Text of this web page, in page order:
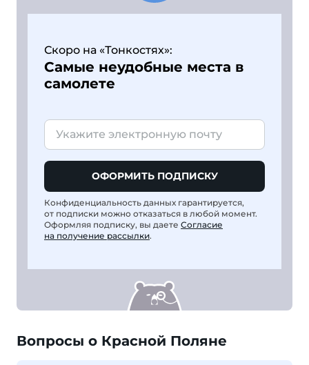
Скоро на «Тонкостях»:
Самые неудобные места в
самолете
ОФОРМИТЬ ПОДПИСКУ
Конфиденциальность данных гарантируется,
от подписки можно отказаться в любой момент.
Оформляя подписку, вы даете Согласие
на получение рассылки.
Вопросы о Красной Поляне